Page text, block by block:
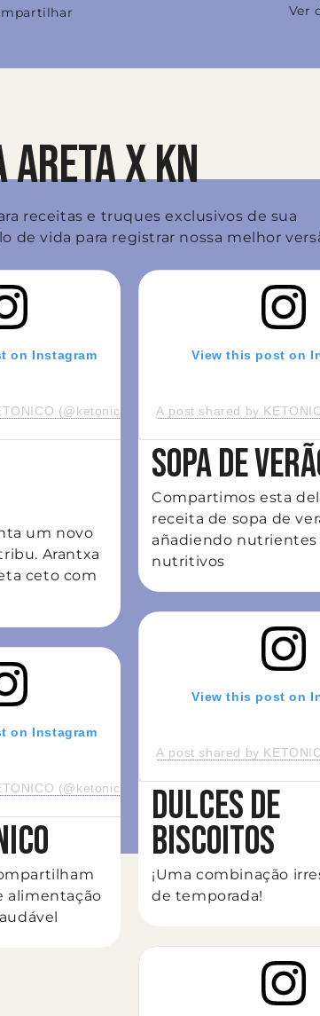
Ver
X KN
receitas e truques exclusivos de sua
de vida para registrar nossa melhor
on Instagram
(@ketonico_official)
um novo
Arantxa
ceto com
on Instagram
(@ketonico_official)
alimentação
View this post on
A post shared by
SOPA DE
Compartimos esta
receita de sopa de
añadiendo nutrientes
nutritivos
View this post on
A post shared by
DULCES DE
BISCOITOS
¡Uma combinação
de temporada!